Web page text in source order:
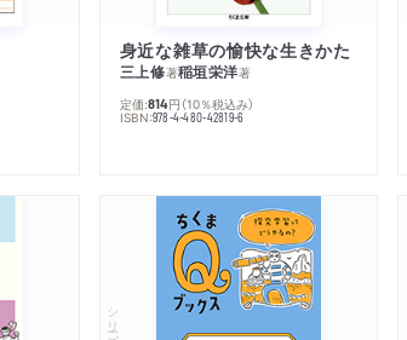
身近な雑草の愉快な生きかた
三上修著稲垣栄洋著
定価:814円 （10％税込み）
ISBN:978-4-480-42819-6
シリーズ・全集